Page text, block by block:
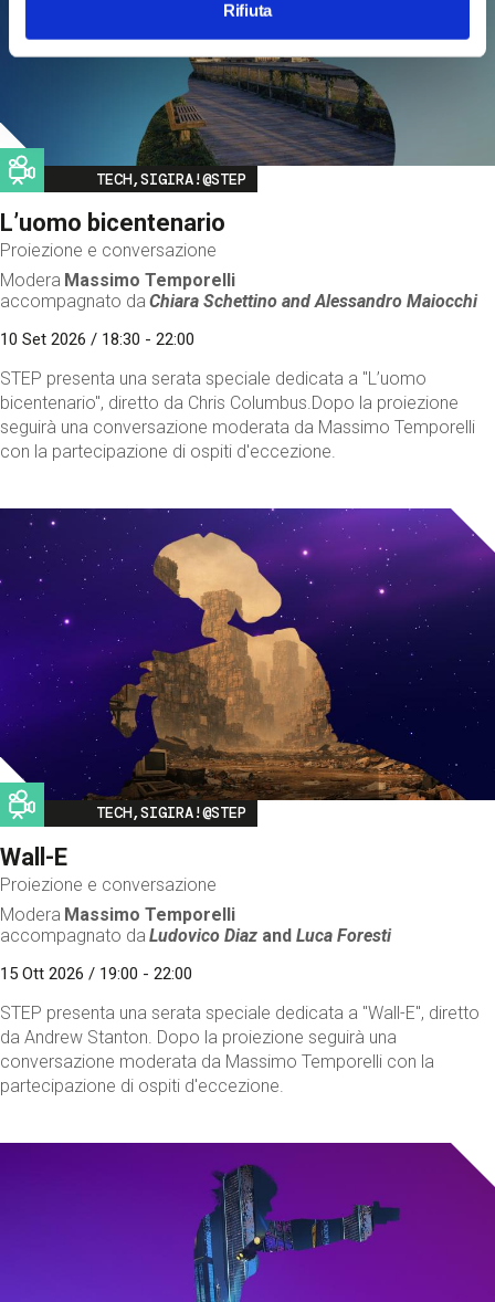
Rifiuta
Image
TECH,SIGIRA!@STEP
L’uomo bicentenario
Proiezione e conversazione
Modera Massimo Temporelli
accompagnato da Chiara Schettino andAlessandro Maiocchi
10 Set 2026 / 18:30 - 22:00
STEP presenta una serata speciale dedicata a "L’uomo
bicentenario", diretto da Chris Columbus.Dopo la proiezione
seguirà una conversazione moderata da Massimo Temporelli
con la partecipazione di ospiti d'eccezione.
Image
TECH,SIGIRA!@STEP
Wall-E
Proiezione e conversazione
Modera Massimo Temporelli
accompagnato da Ludovico Diaz andLuca Foresti
15 Ott 2026 / 19:00 - 22:00
STEP presenta una serata speciale dedicata a "Wall-E", diretto
da Andrew Stanton. Dopo la proiezione seguirà una
conversazione moderata da Massimo Temporelli con la
partecipazione di ospiti d'eccezione.